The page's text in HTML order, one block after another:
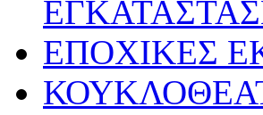
ΕΠΟΧΙΚΕΣ